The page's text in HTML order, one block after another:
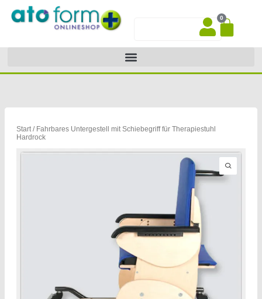
Inhalt
0
Start/ Fahrbares Untergestell mit Schiebegriff für Therapiestuhl
Hardrock